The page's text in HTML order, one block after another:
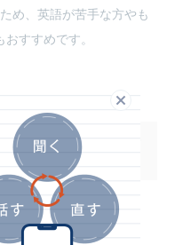
め、英語が苦手な方やも
すすめです。
級に合格する過去